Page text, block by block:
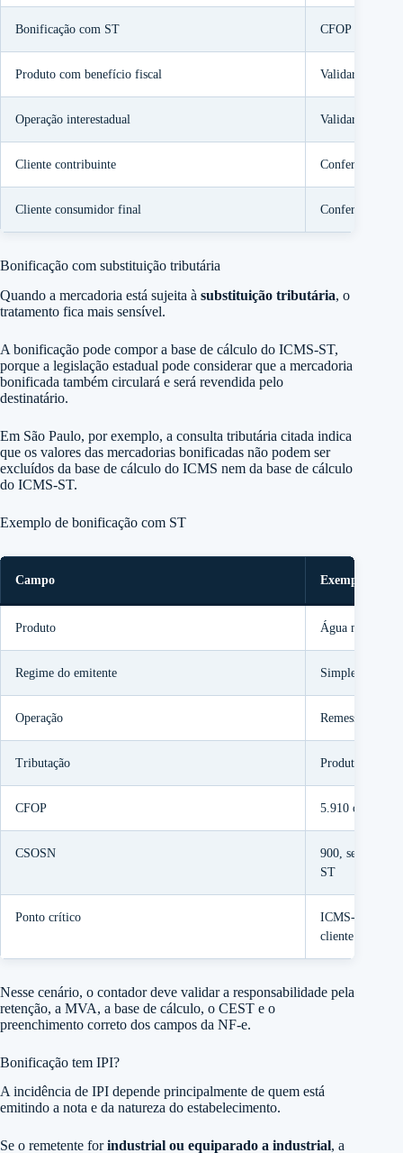
Bonificação com ST CFOP de
Produto com benefício fiscal Validar
Operação interestadual Validar
Cliente contribuinte Conferir
Cliente consumidor final Conferir
Bonificação com substituição tributária
Quando a mercadoria está sujeita à substituição tributária, o
tratamento fica mais sensível.
A bonificação pode compor a base de cálculo do ICMS-ST,
porque a legislação estadual pode considerar que a mercadoria
bonificada também circulará e será revendida pelo
destinatário.
Em São Paulo, por exemplo, a consulta tributária citada indica
que os valores das mercadorias bonificadas não podem ser
excluídos da base de cálculo do ICMS nem da base de cálculo
do ICMS-ST.
Exemplo de bonificação com ST
Campo Exemplo
Produto Água mineral
Regime do emitente Simples
Operação Remessa em
Tributação Produto sujeito
CFOP 5.910 ou
CSOSN
900, se houver
ST
Ponto crítico
ICMS-ST pode
cliente
Nesse cenário, o contador deve validar a responsabilidade pela
retenção, a MVA, a base de cálculo, o CEST e o
preenchimento correto dos campos da NF-e.
Bonificação tem IPI?
A incidência de IPI depende principalmente de quem está
emitindo a nota e da natureza do estabelecimento.
Se o remetente forindustrial ou equiparado a industrial, a